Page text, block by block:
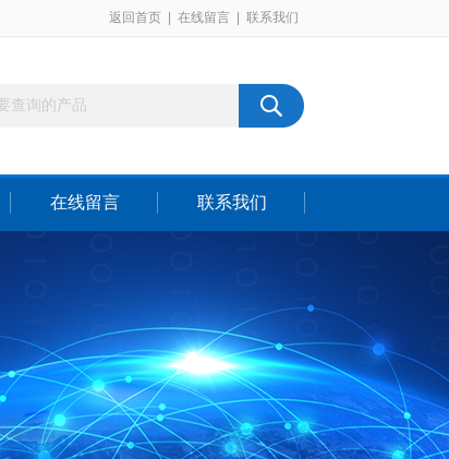
返回首页 在线留言 联系我们
在线留言 联系我们